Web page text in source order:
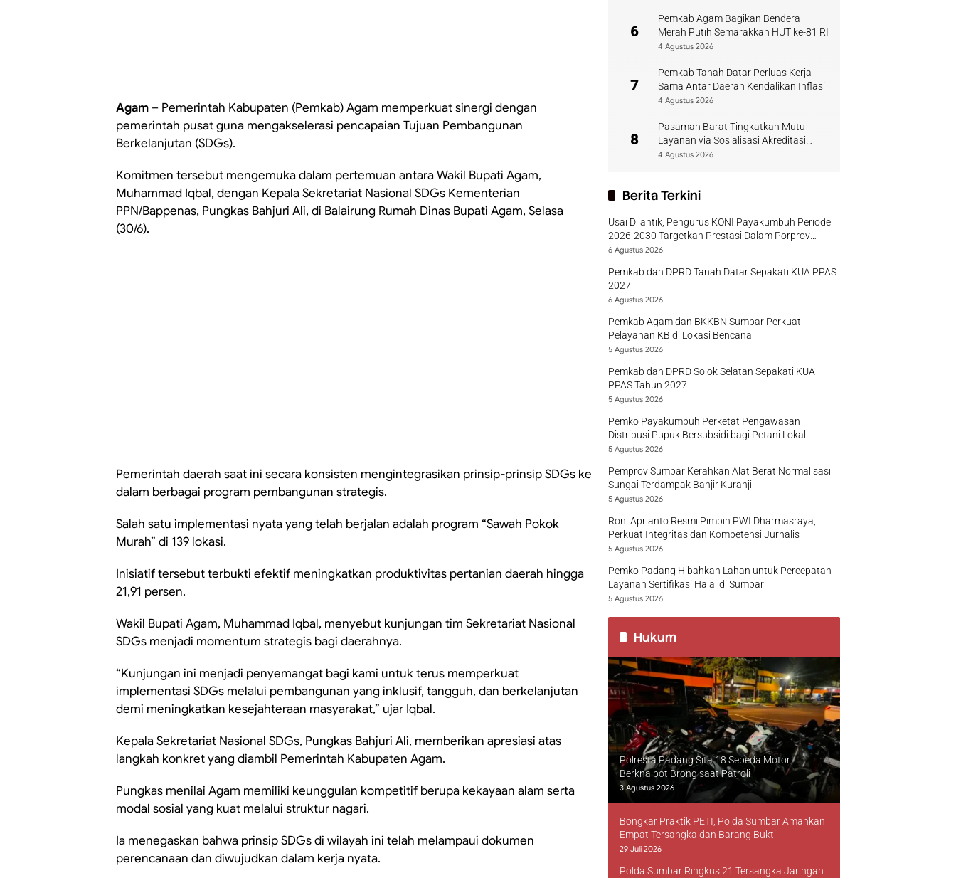
Agam – Pemerintah Kabupaten (Pemkab) Agam memperkuat sinergi dengan
pemerintah pusat guna mengakselerasi pencapaian Tujuan Pembangunan
Berkelanjutan (SDGs).
Komitmen tersebut mengemuka dalam pertemuan antara Wakil Bupati Agam,
Muhammad Iqbal, dengan Kepala Sekretariat Nasional SDGs Kementerian
PPN/Bappenas, Pungkas Bahjuri Ali, di Balairung Rumah Dinas Bupati Agam, Selasa
(30/6).
Pemerintah daerah saat ini secara konsisten mengintegrasikan prinsip-prinsip SDGs ke
dalam berbagai program pembangunan strategis.
Salah satu implementasi nyata yang telah berjalan adalah program “Sawah Pokok
Murah” di 139 lokasi.
Inisiatif tersebut terbukti efektif meningkatkan produktivitas pertanian daerah hingga
21,91 persen.
Wakil Bupati Agam, Muhammad Iqbal, menyebut kunjungan tim Sekretariat Nasional
SDGs menjadi momentum strategis bagi daerahnya.
“Kunjungan ini menjadi penyemangat bagi kami untuk terus memperkuat
implementasi SDGs melalui pembangunan yang inklusif, tangguh, dan berkelanjutan
demi meningkatkan kesejahteraan masyarakat,” ujar Iqbal.
Kepala Sekretariat Nasional SDGs, Pungkas Bahjuri Ali, memberikan apresiasi atas
langkah konkret yang diambil Pemerintah Kabupaten Agam.
Pungkas menilai Agam memiliki keunggulan kompetitif berupa kekayaan alam serta
modal sosial yang kuat melalui struktur nagari.
Ia menegaskan bahwa prinsip SDGs di wilayah ini telah melampaui dokumen
perencanaan dan diwujudkan dalam kerja nyata.
6
Pemkab Agam Bagikan Bendera
Merah Putih Semarakkan HUT ke-81 RI
4 Agustus 2026
7
Pemkab Tanah Datar Perluas Kerja
Sama Antar Daerah Kendalikan Inflasi
4 Agustus 2026
8
Pasaman Barat Tingkatkan Mutu
Layanan via Sosialisasi Akreditasi
Perpustakaan 2026
4 Agustus 2026
Berita Terkini
Usai Dilantik, Pengurus KONI Payakumbuh Periode
2026-2030 Targetkan Prestasi Dalam Porprov
Sumbar
6 Agustus 2026
Pemkab dan DPRD Tanah Datar Sepakati KUA PPAS
2027
6 Agustus 2026
Pemkab Agam dan BKKBN Sumbar Perkuat
Pelayanan KB di Lokasi Bencana
5 Agustus 2026
Pemkab dan DPRD Solok Selatan Sepakati KUA
PPAS Tahun 2027
5 Agustus 2026
Pemko Payakumbuh Perketat Pengawasan
Distribusi Pupuk Bersubsidi bagi Petani Lokal
5 Agustus 2026
Pemprov Sumbar Kerahkan Alat Berat Normalisasi
Sungai Terdampak Banjir Kuranji
5 Agustus 2026
Roni Aprianto Resmi Pimpin PWI Dharmasraya,
Perkuat Integritas dan Kompetensi Jurnalis
5 Agustus 2026
Pemko Padang Hibahkan Lahan untuk Percepatan
Layanan Sertifikasi Halal di Sumbar
5 Agustus 2026
Hukum
Polresta Padang Sita 18 Sepeda Motor
Berknalpot Brong saat Patroli
3 Agustus 2026
Bongkar Praktik PETI, Polda Sumbar Amankan
Empat Tersangka dan Barang Bukti
29 Juli 2026
Polda Sumbar Ringkus 21 Tersangka Jaringan